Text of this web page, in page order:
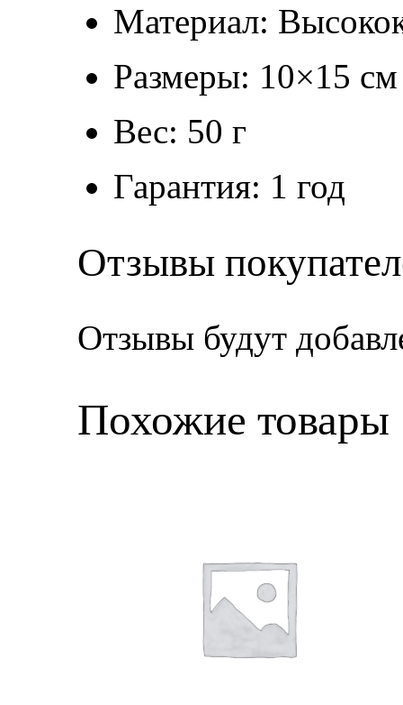
Материал:
Размеры: 10×15 см
Вес: 50 г
Гарантия: 1 год
Отзывы
Отзывы будут
Похожие товары